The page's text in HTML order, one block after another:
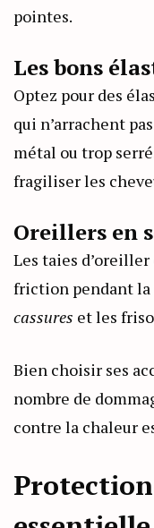
pointes.
Les bons
Optez pour des
qui n’arrachent
métal ou trop
fragiliser les
Oreillers en
Les taies
friction pendant
cassures et les
Bien choisir ses
nombre de
contre la chaleur